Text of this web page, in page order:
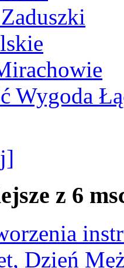
Wygoda
z 6
Dzień